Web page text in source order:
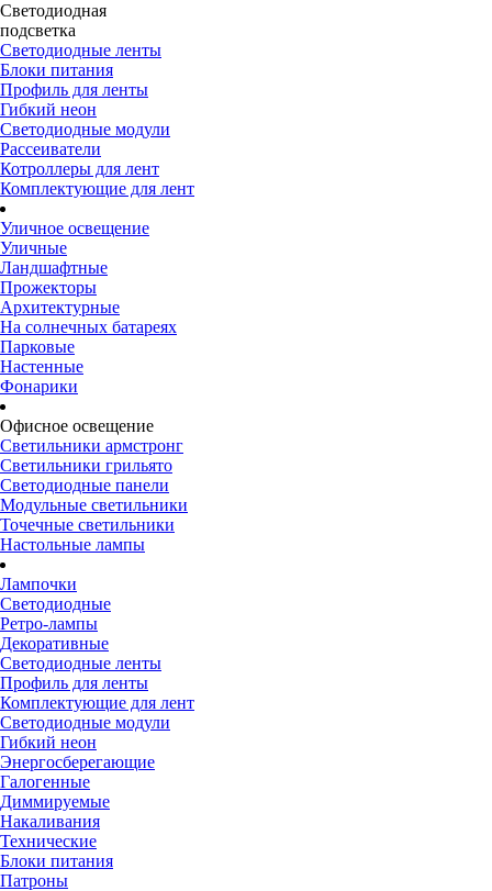
Светодиодная
подсветка
Светодиодные ленты
Блоки питания
Профиль для ленты
Гибкий неон
Светодиодные модули
Рассеиватели
Котроллеры для лент
Комплектующие для лент
Уличное освещение
Уличные
Ландшафтные
Прожекторы
Архитектурные
На солнечных батареях
Парковые
Настенные
Фонарики
Офисное освещение
Светильники армстронг
Светильники грильято
Светодиодные панели
Модульные светильники
Точечные светильники
Настольные лампы
Лампочки
Светодиодные
Ретро-лампы
Декоративные
Светодиодные ленты
Профиль для ленты
Комплектующие для лент
Светодиодные модули
Гибкий неон
Энергосберегающие
Галогенные
Диммируемые
Накаливания
Технические
Блоки питания
Патроны